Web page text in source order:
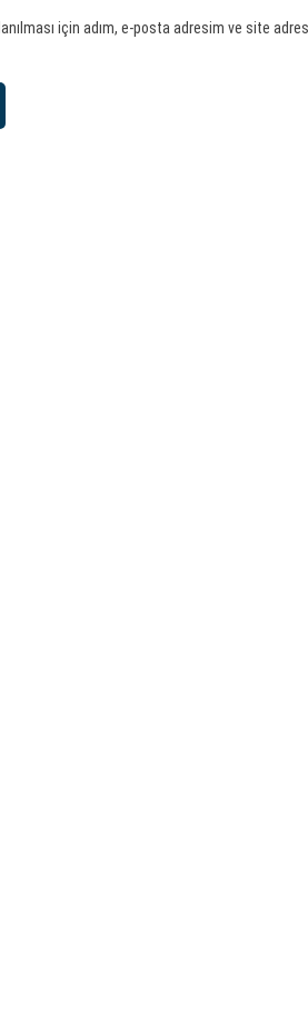
için adım, e-posta adresim ve site